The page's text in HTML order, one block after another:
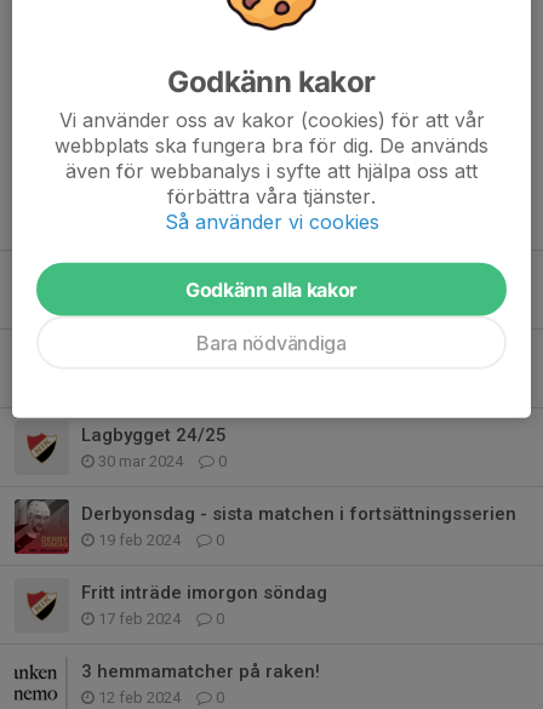
Tidigare nyheter
Nyheter inför alltvåan
Lagbygget 24/25
30 mar 2024 0
Derbyonsdag - sista matchen i fortsättningsserien
19 feb 2024 0
Fritt inträde imorgon söndag
17 feb 2024 0
3 hemmamatcher på raken!
12 feb 2024 0
Godkänn kakor
Vi använder oss av kakor (cookies) för att vår
webbplats ska fungera bra för dig. De används
även för webbanalys i syfte att hjälpa oss att
förbättra våra tjänster.
Så använder vi cookies
Godkänn alla kakor
Bara nödvändiga